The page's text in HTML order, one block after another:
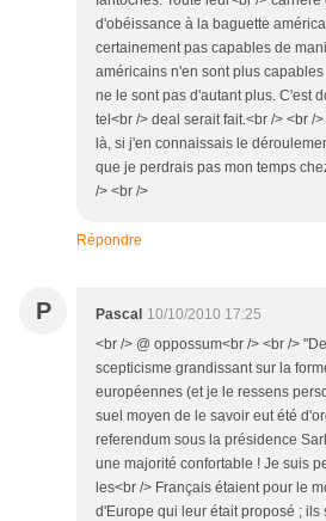
d'obéissance à la baguette
certainement pas capables de
américains n'en sont plus
ne le sont pas d'autant plus. C'est
tel<br /> deal serait fait.<br /> <br /
là, si j'en connaissais le
que je perdrais pas mon temps
/> <br />
Répondre
P Pascal 10/10/2010 17:25
<br /> @ oppossum<br /> <br />
scepticisme grandissant sur la
européennes (et je le ressens
suel moyen de le savoir eut été
referendum sous la présidence
une majorité confortable ! Je suis
les<br /> Français étaient pour le
d'Europe qui leur était proposé ; ils